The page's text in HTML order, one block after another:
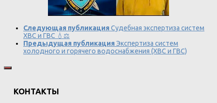
Следующая публикация Судебная экспертиза систем
ХВС и ГВС 💧⚖️
Предыдущая публикация Экспертиза систем
холодного и горячего водоснабжения (ХВС и ГВС)
КОНТАКТЫ